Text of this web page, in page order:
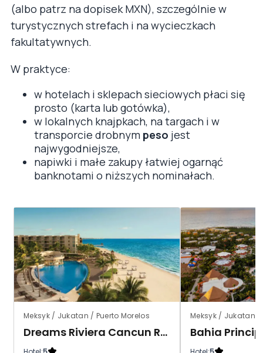
(albo patrz na dopisek MXN), szczególnie w
turystycznych strefach i na wycieczkach
fakultatywnych.
W praktyce:
w hotelach i sklepach sieciowych płaci się
prosto (karta lub gotówka),
w lokalnych knajpkach, na targach i w
transporcie drobnym peso jest
najwygodniejsze,
napiwki i małe zakupy łatwiej ogarnąć
banknotami o niższych nominałach.
Meksyk / Jukatan / Puerto Morelos
Dreams Riviera Cancun Resort (Puerto Morelos)
Meksyk / Jukatan /